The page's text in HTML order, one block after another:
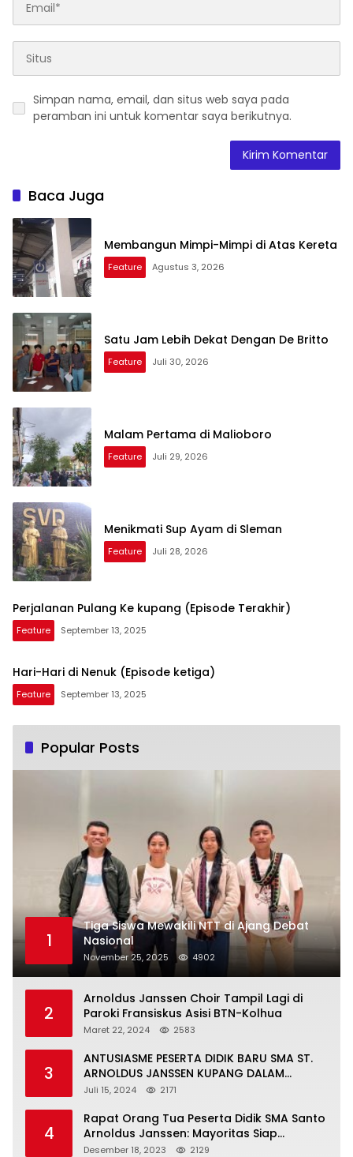
Simpan nama, email, dan situs web saya pada
peramban ini untuk komentar saya berikutnya.
Baca Juga
Membangun Mimpi-Mimpi di Atas Kereta
Feature Agustus 3, 2026
Satu Jam Lebih Dekat Dengan De Britto
Feature Juli 30, 2026
Malam Pertama di Malioboro
Feature Juli 29, 2026
Menikmati Sup Ayam di Sleman
Feature Juli 28, 2026
Perjalanan Pulang Ke kupang (Episode Terakhir)
Feature September 13, 2025
Hari-Hari di Nenuk (Episode ketiga)
Feature September 13, 2025
Popular Posts
1
Tiga Siswa Mewakili NTT di Ajang Debat
Nasional
November 25, 2025 4902
2
Arnoldus Janssen Choir Tampil Lagi di
Paroki Fransiskus Asisi BTN-Kolhua
Maret 22, 2024 2583
3
ANTUSIASME PESERTA DIDIK BARU SMA ST.
ARNOLDUS JANSSEN KUPANG DALAM
MENGIKUTI MPLS HARI PERTAMA
Juli 15, 2024 2171
4
Rapat Orang Tua Peserta Didik SMA Santo
Arnoldus Janssen: Mayoritas Siap
Mendukung Komite Sekolah
Desember 18, 2023 2129